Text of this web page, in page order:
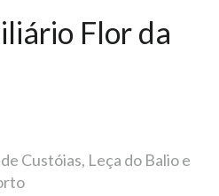
Flor da
Custóias, Leça do Balio e